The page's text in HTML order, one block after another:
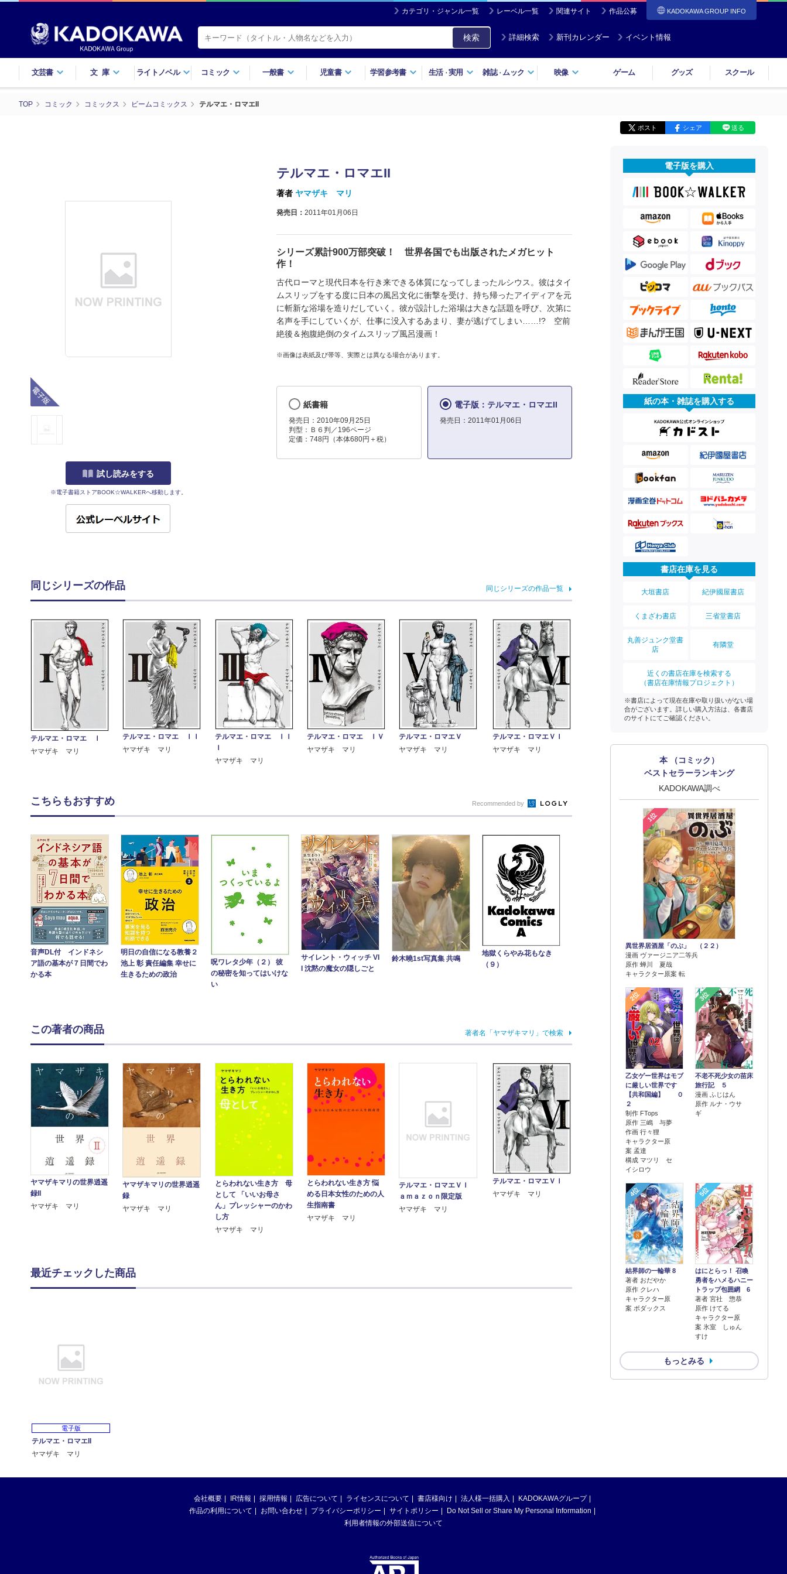
カテゴリ・ジャンル一覧 レーベル一覧 関連サイト 作品公募 KADOKAWA GROUP INFO
検索 詳細検索 新刊カレンダー イベント情報
文芸書 文庫 ライトノベル コミック 一般書 児童書 学習参考書 生活・実用 雑誌・ ムック 映像 ゲーム グッズ スクール
TOP コミック コミックス ビームコミックス テルマエ・ロマエII
ポスト シェア 送る
試し読みをする
※電子書籍ストアBOOK☆WALKERへ移動します。
テルマエ・ロマエII
著者 ヤマザキ マリ
発売日： 2011年01月06日
シリーズ累計900万部突破！ 世界各国でも出版されたメガヒット
作！
古代ローマと現代日本を行き来できる体質になってしまったルシウス。彼はタイ
ムスリップをする度に日本の風呂文化に衝撃を受け、持ち帰ったアイディアを元
に斬新な浴場を造りだしていく。彼が設計した浴場は大きな話題を呼び、次第に
名声を手にしていくが、仕事に没入するあまり、妻が逃げてしまい……!? 空前
絶後＆抱腹絶倒のタイムスリップ風呂漫画！
※画像は表紙及び帯等、実際とは異なる場合があります。
紙書籍
発売日：2010年09月25日
判型：Ｂ６判／196ページ
定価：748円（本体680円＋税）
電子版：テルマエ・ロマエII
発売日：2011年01月06日
同じシリーズの作品 同じシリーズの作品一覧
テルマエ・ロマエ Ｉ
ヤマザキ マリ
テルマエ・ロマエ ＩＩ
ヤマザキ マリ
テルマエ・ロマエ ＩＩ
Ｉ
ヤマザキ マリ
テルマエ・ロマエ ＩＶ
ヤマザキ マリ
テルマエ・ロマエＶ
ヤマザキ マリ
テルマエ・ロマエＶＩ
ヤマザキ マリ
電子版を購入
紙の本・雑誌を購入する
書店在庫を見る
大垣書店 紀伊國屋書店
くまざわ書店 三省堂書店
丸善ジュンク堂書
店
有隣堂
近くの書店在庫を検索する
（書店在庫情報プロジェクト）
※書店によって現在在庫や取り扱いがない場
合がございます。詳しい購入方法は、各書店
のサイトにてご確認ください。
本 （コミック）
ベストセラーランキング
KADOKAWA調べ
1位
異世界居酒屋「のぶ」 （２２）
漫画 ヴァージニア二等兵
原作 蝉川 夏哉
キャラクター原案 転
2位
乙女ゲー世界はモブ
に厳しい世界です
【共和国編】 ０
２
制作 FTops
原作 三嶋 与夢
作画 行々狸
キャラクター原
案 孟達
構成 マツリ セ
イシロウ
3位
不老不死少女の苗床
旅行記 ５
漫画 ふじはん
原作 ルナ・ウサ
ギ
4位
結界師の一輪華 8
著者 おだやか
原作 クレハ
キャラクター原
案 ボダックス
5位
はにとらっ！ 召喚
勇者をハメるハニー
トラップ包囲網 6
著者 宮社 惣恭
原作 けてる
キャラクター原
案 氷室 しゅん
すけ
もっとみる
こちらもおすすめ Recommended by
音声DL付 インドネシ
ア語の基本が７日間でわ
かる本
明日の自信になる教養２
池上 彰 責任編集 幸せに
生きるための政治
呪ワレタ少年（２） 彼
の秘密を知ってはいけな
い
サイレント・ウィッチ VI
I 沈黙の魔女の隠しごと
鈴木曉1st写真集 共鳴
地獄くらやみ花もなき
（９）
この著者の商品 著者名「ヤマザキマリ」で検索
ヤマザキマリの世界逍遥
録II
ヤマザキ マリ
ヤマザキマリの世界逍遥
録
ヤマザキ マリ
とらわれない生き方 母
として 「いいお母さ
ん」プレッシャーのかわ
し方
ヤマザキ マリ
とらわれない生き方 悩
める日本女性のための人
生指南書
ヤマザキ マリ
テルマエ・ロマエＶＩ
ａｍａｚｏｎ限定版
ヤマザキ マリ
テルマエ・ロマエＶＩ
ヤマザキ マリ
最近チェックした商品
電子版
テルマエ・ロマエII
ヤマザキ マリ
会社概要 IR情報 採用情報 広告について ライセンスについて 書店様向け 法人様一括購入
KADOKAWAグループ
作品の利用について
お問い合わせ プライバシーポリシー サイトポリシー
Do Not Sell or Share My Personal Information
利用者情報の外部送信について